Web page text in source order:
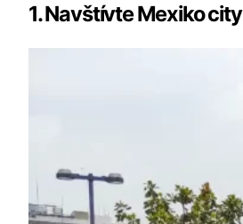
1. Navštívte Mexiko city